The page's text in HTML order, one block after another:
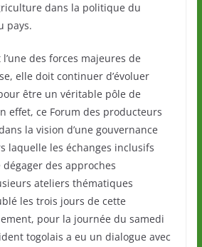
dans la politique du
pays.
des forces majeures de
elle doit continuer d’évoluer
être un véritable pôle de
effet, ce Forum des producteurs
la vision d’une gouvernance
laquelle les échanges inclusifs
des approches
ateliers thématiques
les trois jours de cette
pour la journée du samedi
togolais a eu un dialogue avec